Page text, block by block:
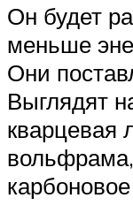
Он будет
меньше
Они
Выглядят
кварцевая